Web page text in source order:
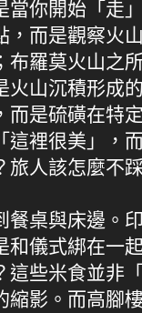
當你開始「走
，而是觀察火
布羅莫火山之
火山沉積形成
而是硫磺在特
這裡很美」，
旅人該怎麼不
餐桌與床邊。
和儀式綁在一
這些米食並非
縮影。而高腳